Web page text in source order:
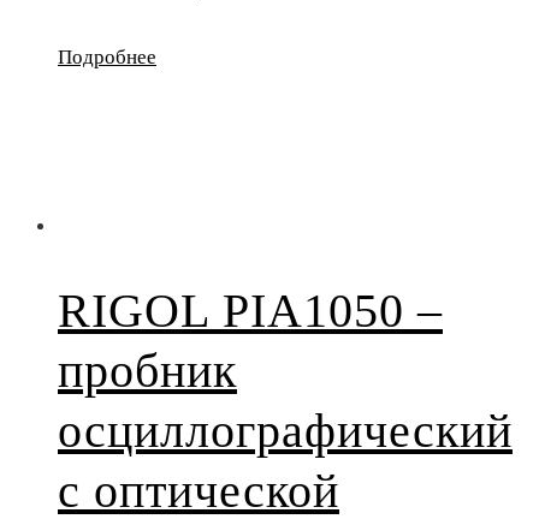
Подробнее
RIGOL PIA1050 –
пробник
осциллографический
с оптической